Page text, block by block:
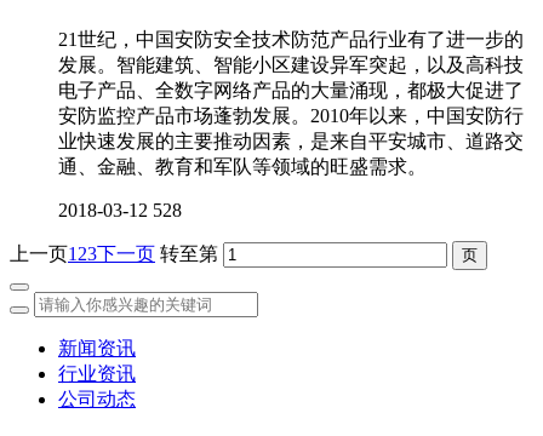
21世纪，中国安防安全技术防范产品行业有了进一步的
发展。智能建筑、智能小区建设异军突起，以及高科技
电子产品、全数字网络产品的大量涌现，都极大促进了
安防监控产品市场蓬勃发展。2010年以来，中国安防行
业快速发展的主要推动因素，是来自平安城市、道路交
通、金融、教育和军队等领域的旺盛需求。
2018-03-12 528
上一页1 23下一页 转至第
新闻资讯
行业资讯
公司动态